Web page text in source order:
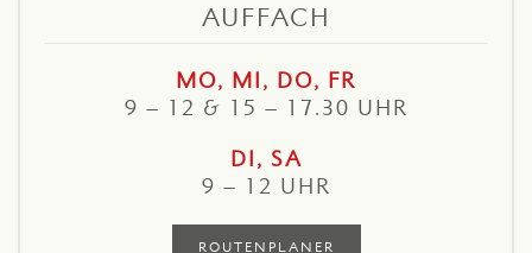
AUFFACH
MO, MI, DO, FR
9 – 12 & 15 – 17.30 UHR
DI, SA
9 – 12 UHR
ROUTENPLANER